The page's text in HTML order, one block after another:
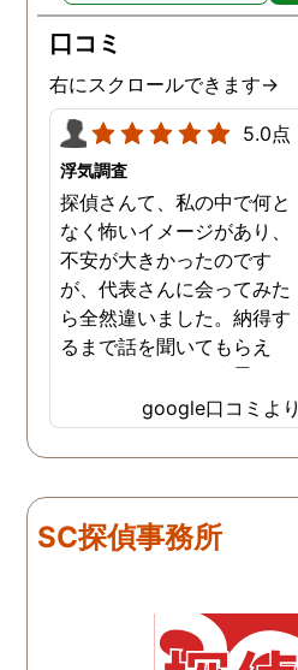
口コミ
右にスクロールできます→
5.0点
浮気調査
探偵さんて、私の中で何と
なく怖いイメージがあり、
不安が大きかったのです
が、代表さんに会ってみた
ら全然違いました。納得す
るまで話を聞いてもらえ
て、ここならという思いで
依頼しました。代表さんが
私と一緒に戦ってくれてる
感じがして、心強かったで
現在離婚調停中です。弁護
士さんも紹介してもらえて
google口コミより
SC探偵事務所